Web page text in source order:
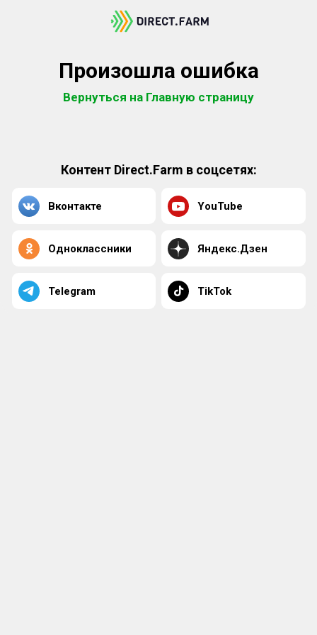
Произошла ошибка
Вернуться на Главную страницу
Контент Direct.Farm в соцсетях:
Вконтакте YouTube
Одноклассники Яндекс.Дзен
Telegram TikTok